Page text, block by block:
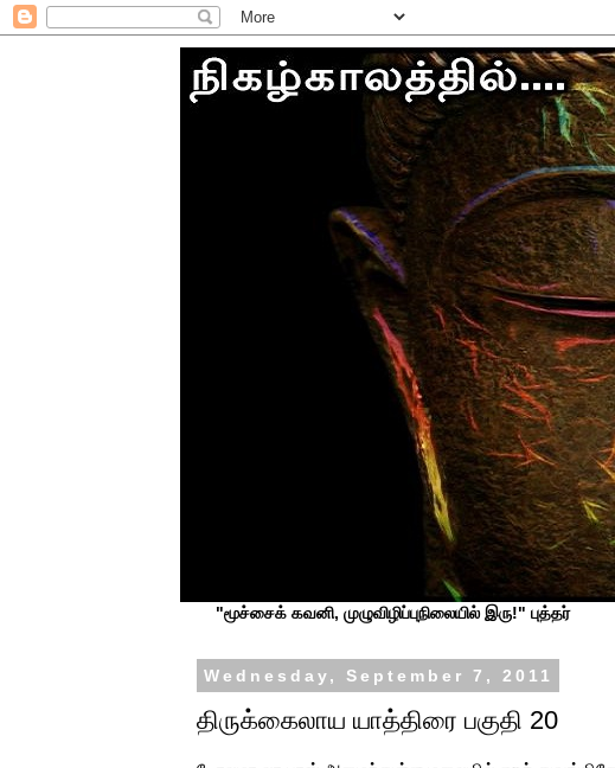
"மூச்சைக் கவனி, முழுவிழிப்புநிலையில் இரு!" புத்தர்
Wednesday, September 7, 2011
திருக்கைலாய யாத்திரை பகுதி 20